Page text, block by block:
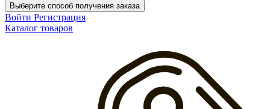
Выберите способ получения заказа
Войти Регистрация
Каталог товаров